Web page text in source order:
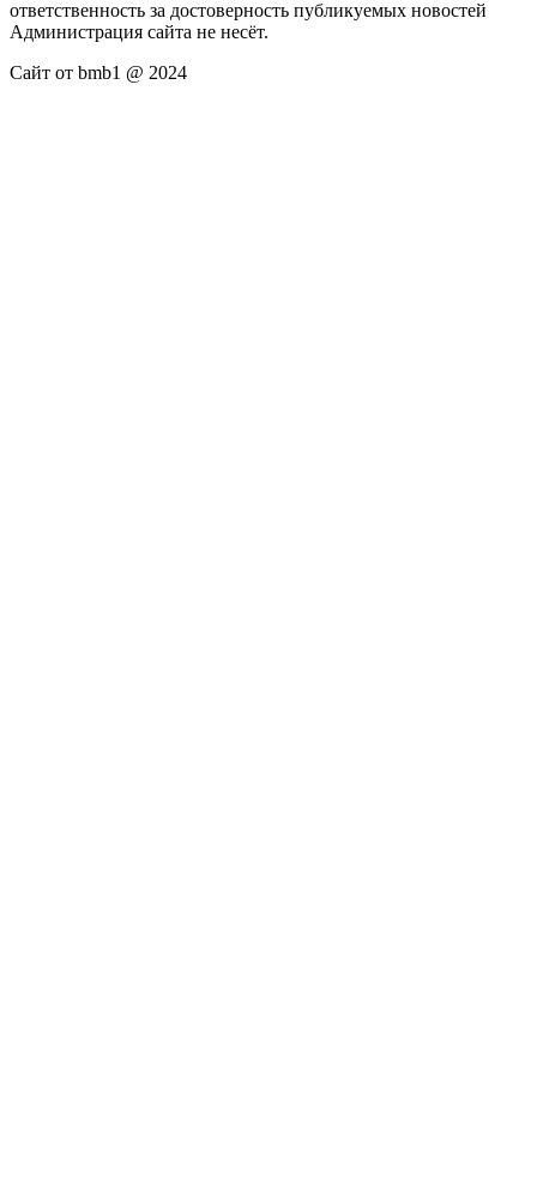
ответственность за достоверность публикуемых новостей
Администрация сайта не несёт.
Сайт от bmb1 @ 2024